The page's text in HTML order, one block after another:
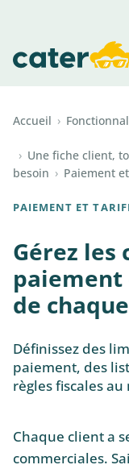
Accueil ›
› Une fiche client,
besoin › Paiement
PAIEMENT ET
Gérez les
de
Définissez des
paiement, des
règles fiscales
Chaque client a
commerciales.